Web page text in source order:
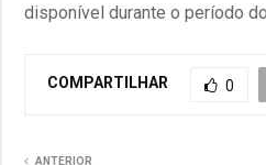
disponível durante o período
COMPARTILHAR 0
ANTERIOR